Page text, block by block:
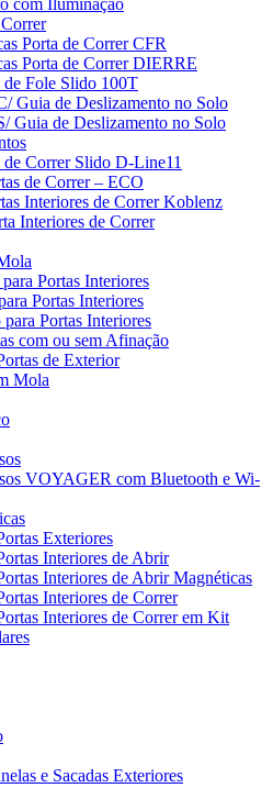
com Iluminação
Porta de Correr CFR
Porta de Correr DIERRE
de Fole Slido 100T
Guia de Deslizamento no Solo
Guia de Deslizamento no Solo
de Correr Slido D-Line11
de Correr – ECO
Interiores de Correr Koblenz
Interiores de Correr
Portas Interiores
Portas Interiores
Portas Interiores
com ou sem Afinação
de Exterior
Mola
VOYAGER com Bluetooth e Wi-
Exteriores
Interiores de Abrir
Interiores de Abrir Magnéticas
Interiores de Correr
Interiores de Correr em Kit
e Sacadas Exteriores